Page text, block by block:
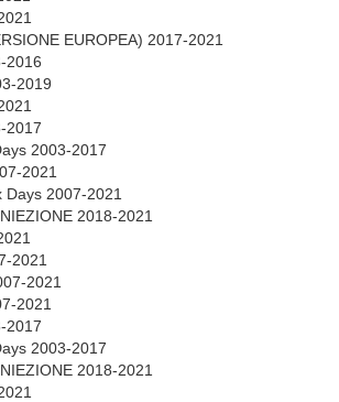
EUROPEA) 2017-2021
2016
2019
2017
2003-2017
2021
Days 2007-2021
2018-2021
2021
2021
2021
2017
2003-2017
2018-2021